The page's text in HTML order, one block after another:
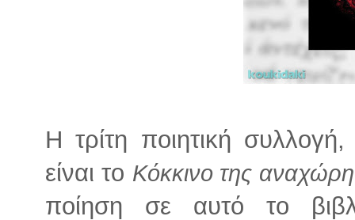
Η τρίτη ποιητική
είναι το Κόκκινο της
ποίηση σε αυτό το